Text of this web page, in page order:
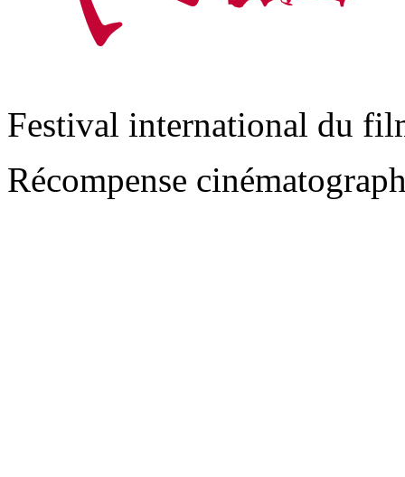
Festival international du
Récompense